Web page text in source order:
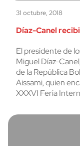
31 octubre, 2018
Díaz-Canel
El presidente de
Miguel Díaz-
de la República
Aissami, quien
XXXVI Feria